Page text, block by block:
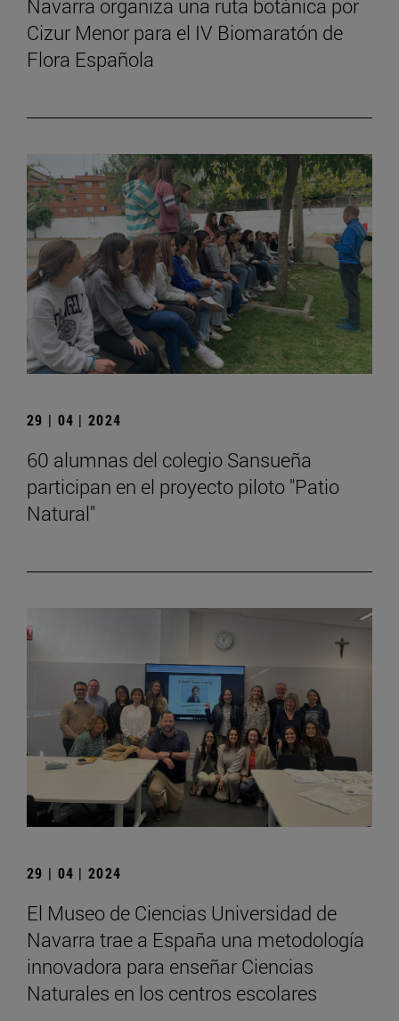
Navarra organiza una ruta botánica por
Cizur Menor para el IV Biomaratón de
Flora Española
29 | 04 | 2024
60 alumnas del colegio Sansueña
participan en el proyecto piloto "Patio
Natural"
29 | 04 | 2024
El Museo de Ciencias Universidad de
Navarra trae a España una metodología
innovadora para enseñar Ciencias
Naturales en los centros escolares